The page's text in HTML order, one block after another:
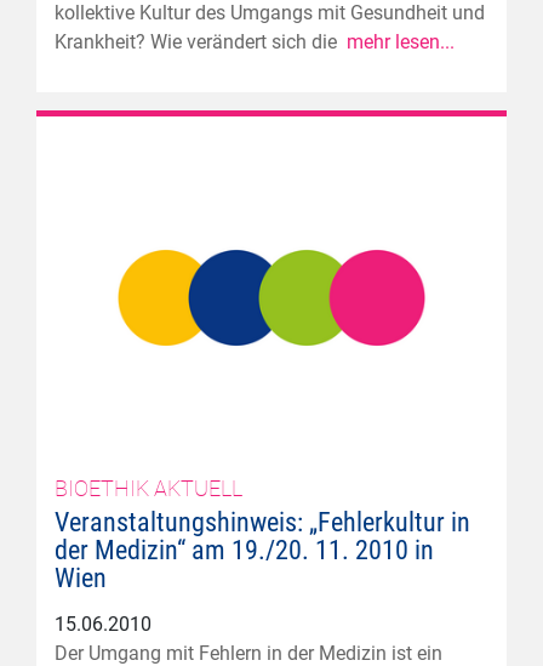
kollektive Kultur des Umgangs mit Gesundheit und
Krankheit? Wie verändert sich die mehr lesen...
BIOETHIK AKTUELL
Veranstaltungshinweis: „Fehlerkultur in
der Medizin“ am 19./20. 11. 2010 in
Wien
15.06.2010
Der Umgang mit Fehlern in der Medizin ist ein